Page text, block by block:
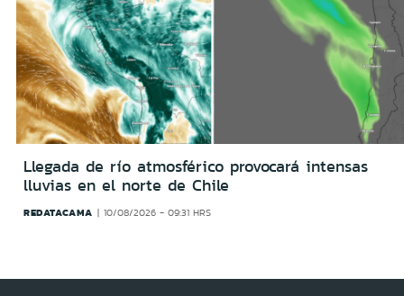
Llegada de río atmosférico provocará intensas
lluvias en el norte de Chile
REDATACAMA 10/08/2026 - 09:31 HRS